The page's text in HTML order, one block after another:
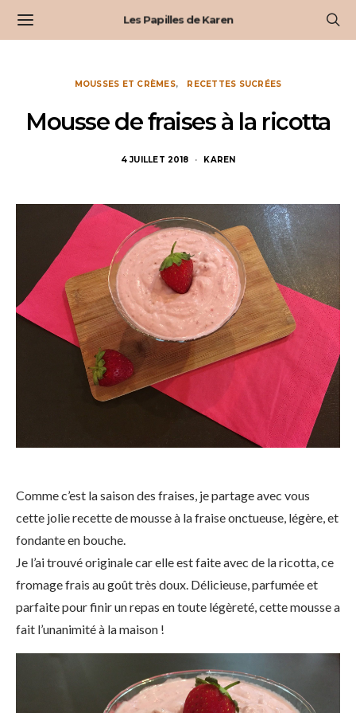
Les Papilles de Karen
MOUSSES ET CRÈMES RECETTES SUCRÉES
Mousse de fraises à la ricotta
4 JUILLET 2018 KAREN
Comme c’est la saison des fraises, je partage avec vous
cette jolie recette de mousse à la fraise onctueuse, légère, et
fondante en bouche.
Je l’ai trouvé originale car elle est faite avec de la ricotta, ce
fromage frais au goût très doux. Délicieuse, parfumée et
parfaite pour finir un repas en toute légèreté, cette mousse a
fait l’unanimité à la maison !